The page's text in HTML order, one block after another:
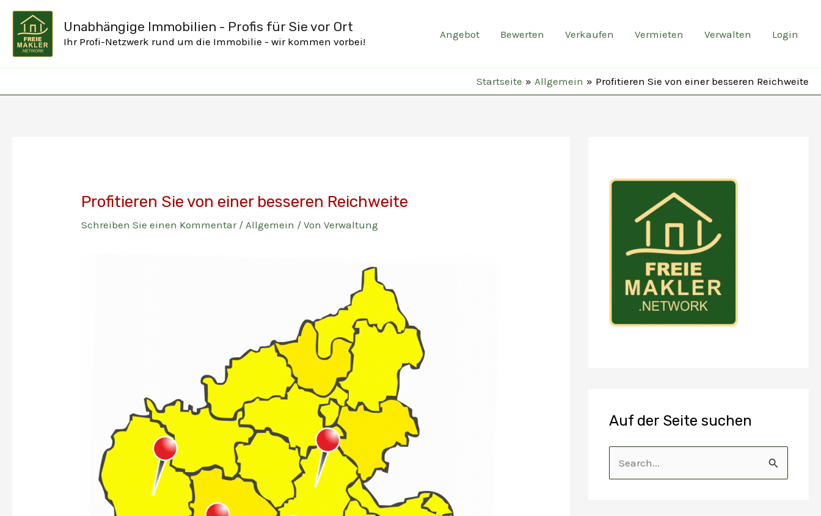
Zum
Inhalt
springen
Unabhängige Immobilien - Profis für Sie vor Ort
Ihr Profi-Netzwerk rund um die Immobilie - wir kommen vorbei!
Angebot Bewerten Verkaufen Vermieten Verwalten Login
Startseite Allgemein Profitieren Sie von einer besseren Reichweite
Profitieren Sie von einer besseren Reichweite
Schreiben Sie einen Kommentar / Allgemein / VonVerwaltung
Auf der Seite suchen
u